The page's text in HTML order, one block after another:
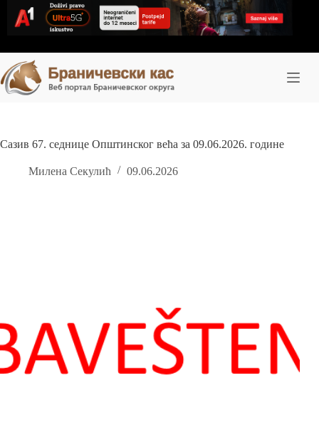
content
Сазив 67. седнице Општинског већа за 09.06.2026. године
Милена Секулић 09.06.2026